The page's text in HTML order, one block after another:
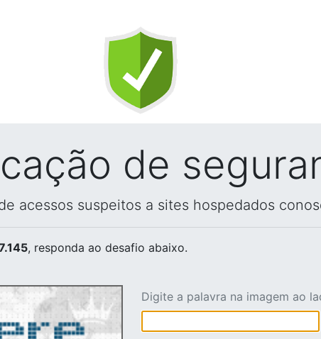
de
acessos suspeitos a sites hospedados
, responda ao desafio abaixo.
Digite a palavra na imagem ao